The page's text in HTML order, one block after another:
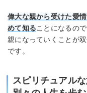
偉大な親から受けた愛
めて知ることになるの
親になっていくことが
です。
スピリチュアル